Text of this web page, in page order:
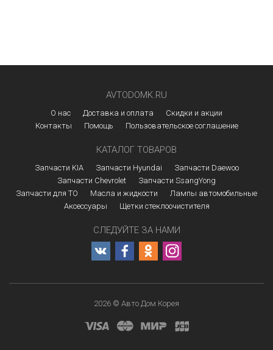
AVTODOMK.RU
О нас Доставка и оплата
Скидки и акции
Контакты
Помощь Пользовательское соглашение
КАТАЛОГ ТОВАРОВ
Запчасти KIA Запчасти Hyundai
Запчасти Daewoo
Запчасти Chevrolet
Запчасти SsangYong
Запчасти для ТО
Масла и жидкости
Лампы автомобильные
Аксессуары
Щетки стеклоочистителя
СЛЕДУЙТЕ ЗА НАМИ
2026 © Авто Дом Корея